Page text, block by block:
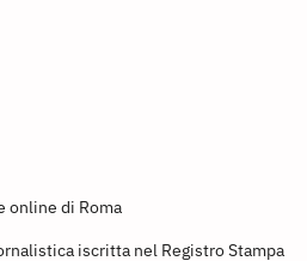
online di Roma
iscritta nel Registro Stampa